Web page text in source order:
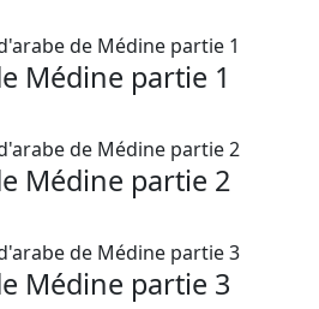
Médine partie 1
Médine partie 2
Médine partie 3